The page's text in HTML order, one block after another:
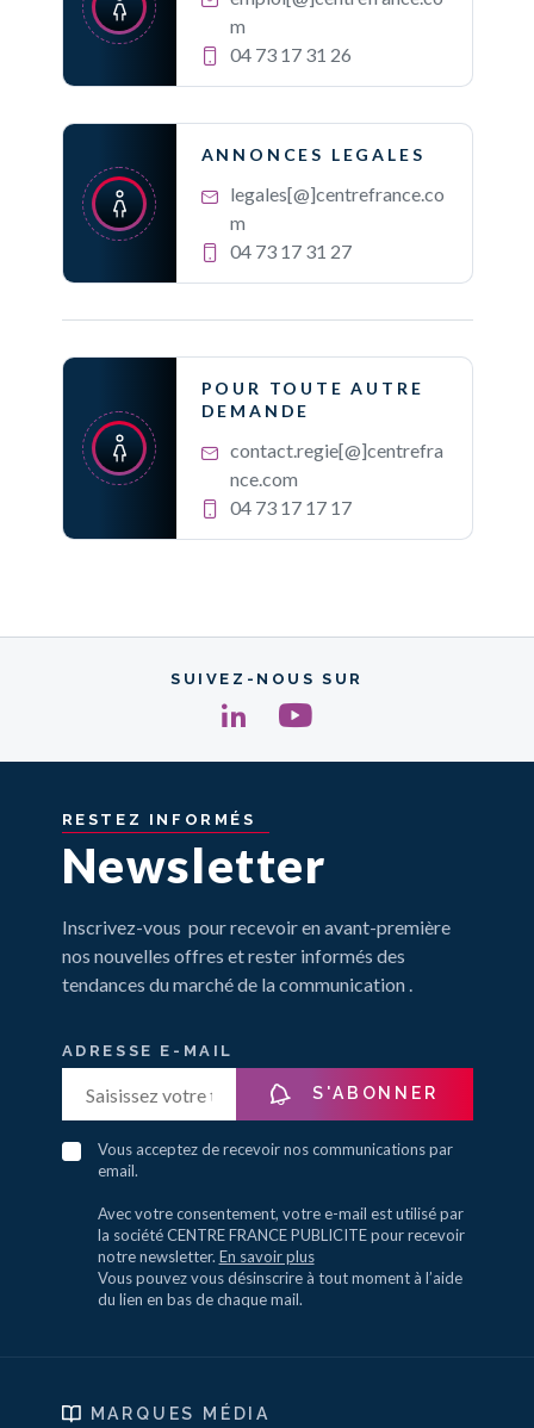
m
04 73 17 31 26
ANNONCES LEGALES
legales[@]centrefrance.co
m
04 73 17 31 27
POUR TOUTE AUTRE
DEMANDE
contact.regie[@]centrefra
nce.com
04 73 17 17 17
SUIVEZ-NOUS SUR
RESTEZ INFORMÉS
Newsletter
Inscrivez-vous pour recevoir en avant-première
nos nouvelles offres et rester informés des
tendances du marché de la communication .
ADRESSE E-MAIL
S'ABONNER
Vous acceptez de recevoir nos communications par
email.
Avec votre consentement, votre e-mail est utilisé par
la société CENTRE FRANCE PUBLICITE pour recevoir
notre newsletter. En savoir plus
Vous pouvez vous désinscrire à tout moment à l’aide
du lien en bas de chaque mail.
MARQUES MÉDIA